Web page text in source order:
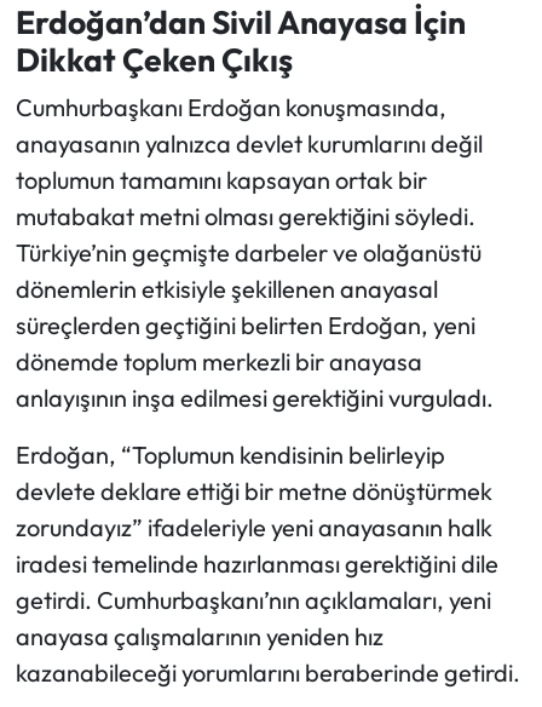
Erdoğan’dan Sivil Anayasa İçin
Dikkat Çeken Çıkış
Cumhurbaşkanı Erdoğan konuşmasında,
anayasanın yalnızca devlet kurumlarını değil
toplumun tamamını kapsayan ortak bir
mutabakat metni olması gerektiğini söyledi.
Türkiye’nin geçmişte darbeler ve olağanüstü
dönemlerin etkisiyle şekillenen anayasal
süreçlerden geçtiğini belirten Erdoğan, yeni
dönemde toplum merkezli bir anayasa
anlayışının inşa edilmesi gerektiğini vurguladı.
Erdoğan, “Toplumun kendisinin belirleyip
devlete deklare ettiği bir metne dönüştürmek
zorundayız” ifadeleriyle yeni anayasanın halk
iradesi temelinde hazırlanması gerektiğini dile
getirdi. Cumhurbaşkanı’nın açıklamaları, yeni
anayasa çalışmalarının yeniden hız
kazanabileceği yorumlarını beraberinde getirdi.